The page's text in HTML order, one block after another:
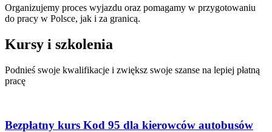
Organizujemy proces wyjazdu oraz pomagamy w przygotowaniu
do pracy w Polsce, jak i za granicą.
Kursy i szkolenia
Podnieś swoje kwalifikacje i zwiększ swoje szanse na lepiej płatną
pracę
Bezpłatny kurs Kod 95 dla kierowców autobusów